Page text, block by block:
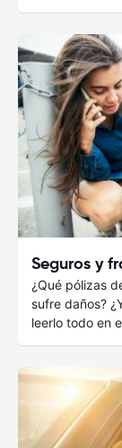
Seguros y
¿Qué pólizas
sufre daños?
leerlo todo en